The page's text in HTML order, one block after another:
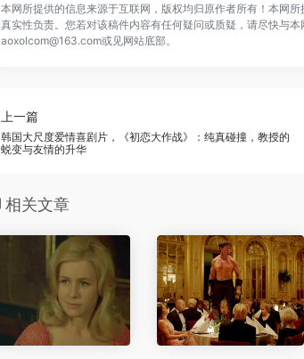
本网所提供的信息来源于互联网，版权均归原作者所有！本网
真实性负责。您若对该稿件内容有任何疑问或质疑，请尽快与
aoxolcom@163.com或见网站底部。
上一篇
韩国大尺度爱情喜剧片，《初恋大作战》：纯真碰撞，教授的
蜕变与友情的升华
相关文章